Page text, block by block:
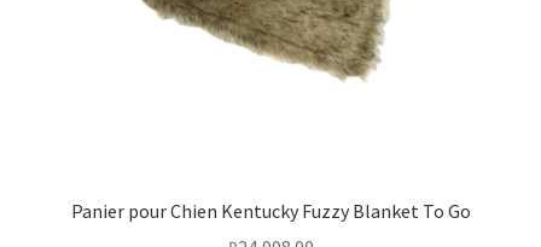
Panier pour Chien Kentucky Fuzzy Blanket To Go